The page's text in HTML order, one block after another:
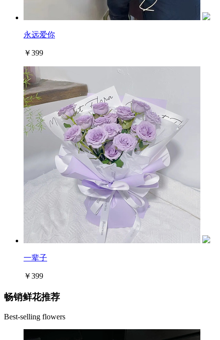
永远爱你
￥399
一辈子
￥399
畅销鲜花推荐
Best-selling flowers